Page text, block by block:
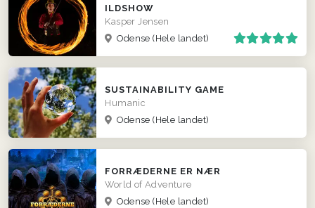
ILDSHOW
Kasper Jensen
Odense(Hele landet)
SUSTAINABILITY GAME
Humanic
Odense(Hele landet)
FORRÆDERNE ER NÆR
World of Adventure
Odense(Hele landet)